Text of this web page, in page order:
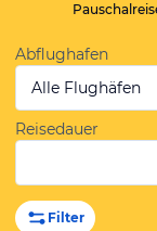
Abflughafen
Alle Flughäfen
Reisedauer
Filter